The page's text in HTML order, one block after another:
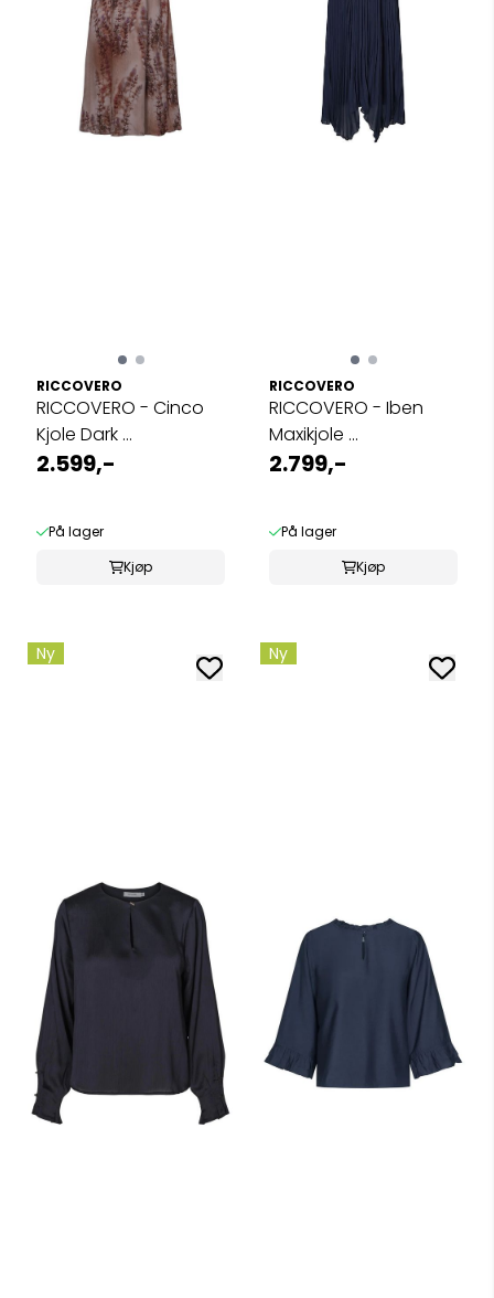
RICCOVERO
RICCOVERO - Cinco
Kjole Dark ...
2.599,-
På lager
Kjøp
RICCOVERO
RICCOVERO - Iben
Maxikjole ...
2.799,-
På lager
Kjøp
Ny Ny